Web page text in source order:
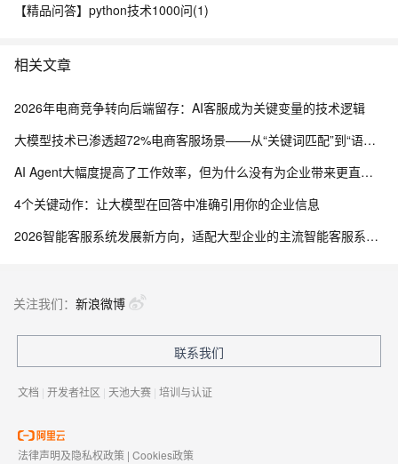
【精品问答】python技术1000问(1)
相关文章
2026年电商竞争转向后端留存：AI客服成为关键变量的技术逻辑
大模型技术已渗透超72%电商客服场景——从“关键词匹配”到“语义理解”的技术跃迁
AI Agent大幅度提高了工作效率，但为什么没有为企业带来更直接的效益？
4个关键动作：让大模型在回答中准确引用你的企业信息
2026智能客服系统发展新方向，适配大型企业的主流智能客服系统评测
关注我们： 新浪微博
联系我们
文档 | 开发者社区 | 天池大赛 | 培训与认证
法律声明及隐私权政策 | Cookies政策